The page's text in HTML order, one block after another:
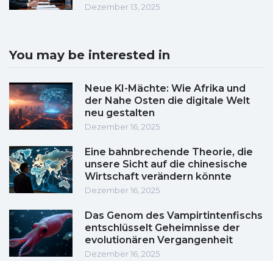
Dezember 13, 2025
You may be interested in
Neue KI-Mächte: Wie Afrika und
der Nahe Osten die digitale Welt
neu gestalten
Dezember 16, 2025
Eine bahnbrechende Theorie, die
unsere Sicht auf die chinesische
Wirtschaft verändern könnte
Dezember 16, 2025
Das Genom des Vampirtintenfischs
entschlüsselt Geheimnisse der
evolutionären Vergangenheit
Dezember 16, 2025